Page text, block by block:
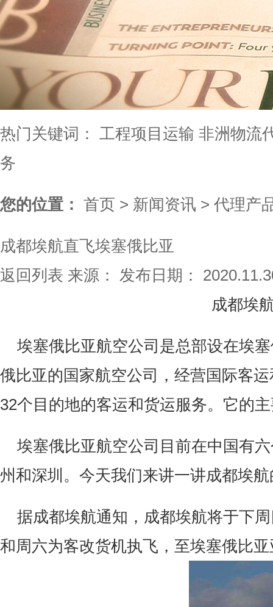
热门关键词： 工程项目运输 非洲物流
务
您的位置： 首页 > 新闻资讯 > 代理产
成都埃航直飞埃塞俄比亚
返回列表 来源： 发布日期：
成都埃
埃塞俄比亚航空公司是总部设在埃
俄比亚的国家航空公司，经营国际客
32个目的地的客运和货运服务。它的
埃塞俄比亚航空公司目前在中国有
州和深圳。今天我们来讲一讲成都埃
据成都埃航通知 ， 成都埃航将于下
和周六为客改货机执飞 ， 至埃塞俄比